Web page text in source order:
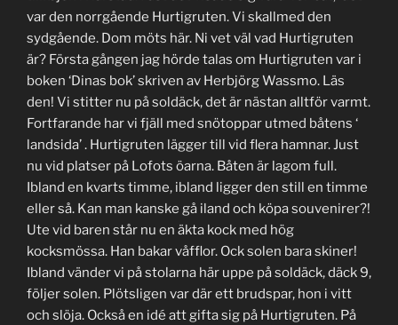
var den norrgående Hurtigruten. Vi skallmed den
sydgående. Dom möts här. Ni vet väl vad Hurtigruten
är? Första gången jag hörde talas om Hurtigruten var i
boken ‘Dinas bok’ skriven av Herbjörg Wassmo. Läs
den! Vi stitter nu på soldäck, det är nästan alltför varmt.
Fortfarande har vi fjäll med snötoppar utmed båtens ‘
landsida’ . Hurtigruten lägger till vid flera hamnar. Just
nu vid platser på Lofots öarna. Båten är lagom full.
Ibland en kvarts timme, ibland ligger den still en timme
eller så. Kan man kanske gå iland och köpa souvenirer?!
Ute vid baren står nu en äkta kock med hög
kocksmössa. Han bakar våfflor. Ock solen bara skiner!
Ibland vänder vi på stolarna här uppe på soldäck, däck 9,
följer solen. Plötsligen var där ett brudspar, hon i vitt
och slöja. Också en idé att gifta sig på Hurtigruten. På